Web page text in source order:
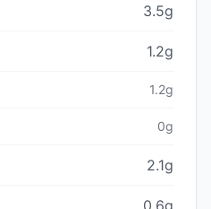
3.5g
1.2g
1.2g
0g
2.1g
0.6g